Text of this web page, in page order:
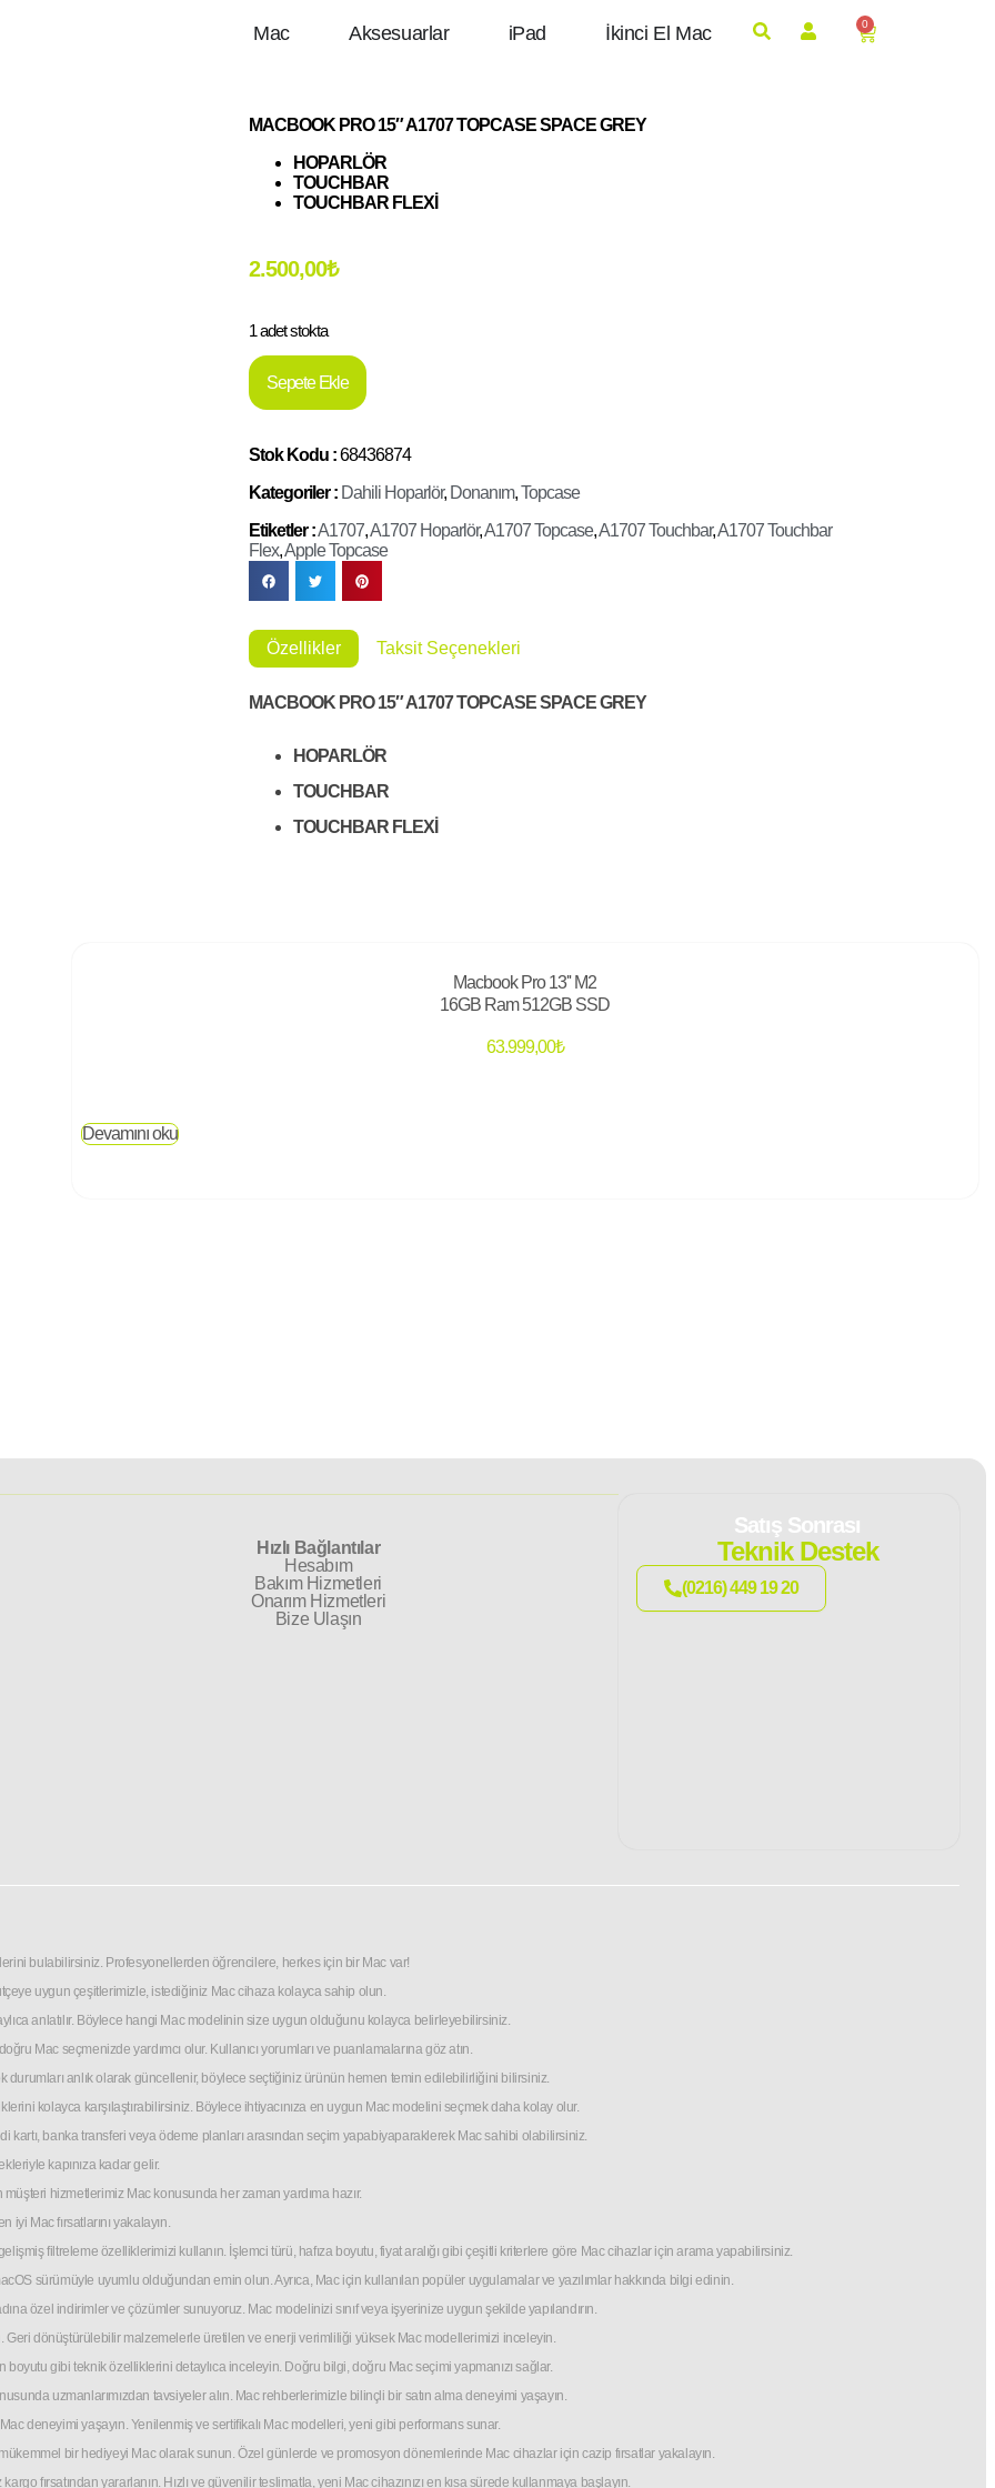
Mac Aksesuarlar iPad İkinci El Mac 0
MACBOOK PRO 15″ A1707 TOPCASE SPACE GREY​
​HOPARLÖR
TOUCHBAR
TOUCHBAR FLEXİ
2.500,00₺
1 adet stokta
Sepete Ekle
Stok Kodu :68436874
Kategoriler : Dahili Hoparlör, Donanım,Topcase
Etiketler :A1707,A1707 Hoparlör,A1707 Topcase,A1707 Touchbar,A1707 Touchbar
Flex,Apple Topcase
Özellikler Taksit Seçenekleri
MACBOOK PRO 15″ A1707 TOPCASE SPACE GREY​
​HOPARLÖR
TOUCHBAR
TOUCHBAR FLEXİ
Macbook Pro 13'' M2
16GB Ram 512GB SSD
63.999,00₺
Devamını oku
Hızlı Bağlantılar
Hesabım
Bakım Hizmetleri
Onarım Hizmetleri
Bize Ulaşın
Satış Sonrası
Teknik Destek
(0216) 449 19 20
bulabilirsiniz. Profesyonellerden öğrencilere, herkes için bir Mac var!
uygun çeşitlerimizle, istediğiniz Mac cihaza kolayca sahip olun.
anlatılır. Böylece hangi Mac modelinin size uygun olduğunu kolayca belirleyebilirsiniz.
Mac seçmenizde yardımcı olur. Kullanıcı yorumları ve puanlamalarına göz atın.
anlık olarak güncellenir, böylece seçtiğiniz ürünün hemen temin edilebilirliğini bilirsiniz.
kolayca karşılaştırabilirsiniz. Böylece ihtiyacınıza en uygun Mac modelini seçmek daha kolay olur.
banka transferi veya ödeme planları arasından seçim yapabiyaparaklerek Mac sahibi olabilirsiniz.
kapınıza kadar gelir.
hizmetlerimiz Mac konusunda her zaman yardıma hazır.
Mac fırsatlarını yakalayın.
filtreleme özelliklerimizi kullanın. İşlemci türü, hafıza boyutu, fiyat aralığı gibi çeşitli kriterlere göre Mac cihazlar için arama yapabilirsiniz.
sürümüyle uyumlu olduğundan emin olun. Ayrıca, Mac için kullanılan popüler uygulamalar ve yazılımlar hakkında bilgi edinin.
özel indirimler ve çözümler sunuyoruz. Mac modelinizi sınıf veya işyerinize uygun şekilde yapılandırın.
dönüştürülebilir malzemelerle üretilen ve enerji verimliliği yüksek Mac modellerimizi inceleyin.
boyutu gibi teknik özelliklerini detaylıca inceleyin. Doğru bilgi, doğru Mac seçimi yapmanızı sağlar.
uzmanlarımızdan tavsiyeler alın. Mac rehberlerimizle bilinçli bir satın alma deneyimi yaşayın.
deneyimi yaşayın. Yenilenmiş ve sertifikalı Mac modelleri, yeni gibi performans sunar.
bir hediyeyi Mac olarak sunun. Özel günlerde ve promosyon dönemlerinde Mac cihazlar için cazip fırsatlar yakalayın.
fırsatından yararlanın. Hızlı ve güvenilir teslimatla, yeni Mac cihazınızı en kısa sürede kullanmaya başlayın.